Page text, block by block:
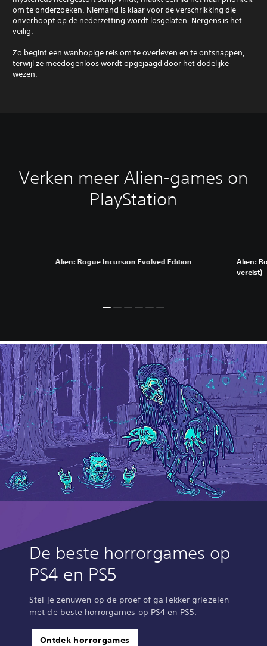
om te onderzoeken. Niemand is klaar voor de verschrikking die
onverhoopt op de nederzetting wordt losgelaten. Nergens is het
veilig.
Zo begint een wanhopige reis om te overleven en te ontsnappen,
terwijl ze meedogenloos wordt opgejaagd door het dodelijke
wezen.
Verken meer Alien-games on
PlayStation
Alien: Rogue Incursion Evolved Edition
Alien:
vereist)
De beste horrorgames op
PS4 en PS5
Stel je zenuwen op de proef of ga lekker griezelen
met de beste horrorgames op PS4 en PS5.
Ontdek horrorgames